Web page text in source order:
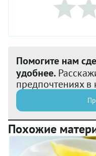
Помогите нам
удобнее.
предпочтениях
Похожие